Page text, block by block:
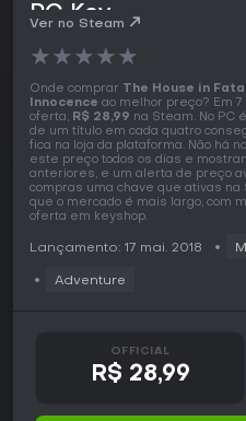
PC Key
Ver no Steam
★★★★★
Onde comprar The House in
Innocence ao melhor preço? Em
oferta, R$ 28,99 na Steam. No PC
de um título em cada quatro
fica na loja da plataforma. Não há
este preço todos os dias e
anteriores, e um alerta de preço
compras uma chave que ativas na
que o mercado é mais largo, com
oferta em keyshop.
Lançamento: 17 mai. 2018
Adventure
OFFICIAL
R$ 28,99